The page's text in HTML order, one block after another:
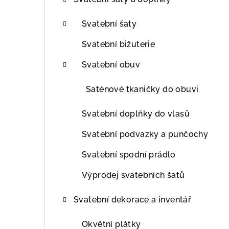
Svatební šaty
Svatební bižuterie
Svatební obuv
Saténové tkaničky do obuvi
Svatební doplňky do vlasů
Svatební podvazky a punčochy
Svatební spodní prádlo
Výprodej svatebních šatů
Svatební dekorace a inventář
Okvětní plátky